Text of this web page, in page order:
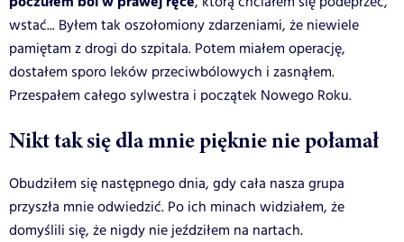
wstać... Byłem tak oszołomiony zdarzeniami, że niewiele
pamiętam z drogi do szpitala. Potem miałem operację,
dostałem sporo leków przeciwbólowych i zasnąłem.
Przespałem całego sylwestra i początek Nowego Roku.
Nikt tak się dla mnie pięknie nie połamał
Obudziłem się następnego dnia, gdy cała nasza grupa
przyszła mnie odwiedzić. Po ich minach widziałem, że
domyślili się, że nigdy nie jeździłem na nartach.